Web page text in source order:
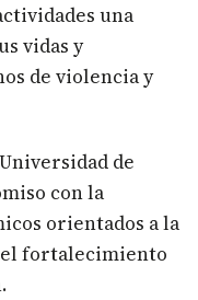
una
vidas y
de violencia y
de
con la
orientados a la
fortalecimiento